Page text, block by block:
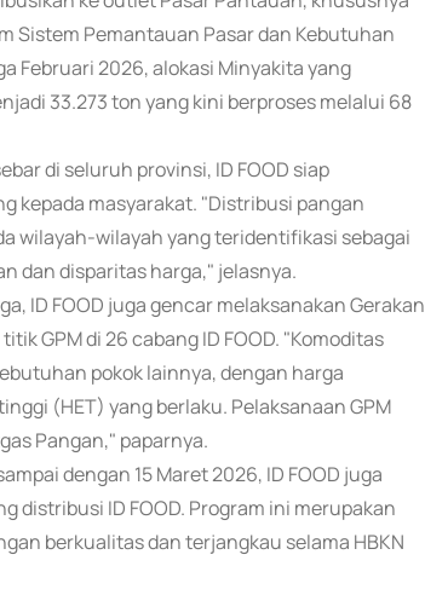
Sistem Pemantauan Pasar dan Kebutuhan
Februari 2026, alokasi Minyakita yang
33.273 ton yang kini berproses melalui 68
di seluruh provinsi, ID FOOD siap
kepada masyarakat. "Distribusi pangan
wilayah-wilayah yang teridentifikasi sebagai
dan disparitas harga," jelasnya.
ID FOOD juga gencar melaksanakan Gerakan
GPM di 26 cabang ID FOOD. "Komoditas
pokok lainnya, dengan harga
(HET) yang berlaku. Pelaksanaan GPM
Pangan," paparnya.
dengan 15 Maret 2026, ID FOOD juga
distribusi ID FOOD. Program ini merupakan
berkualitas dan terjangkau selama HBKN